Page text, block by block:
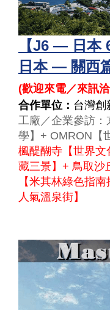
【J6 — 日本
日本 — 關西
(歡迎來電／來訊
合作單位： 台灣創
工廠／企業參訪
學】+ OMRON【
楓醍醐寺【世界
藏三景】+ 鳥取沙
【米其林綠色指
人氣溫泉街】